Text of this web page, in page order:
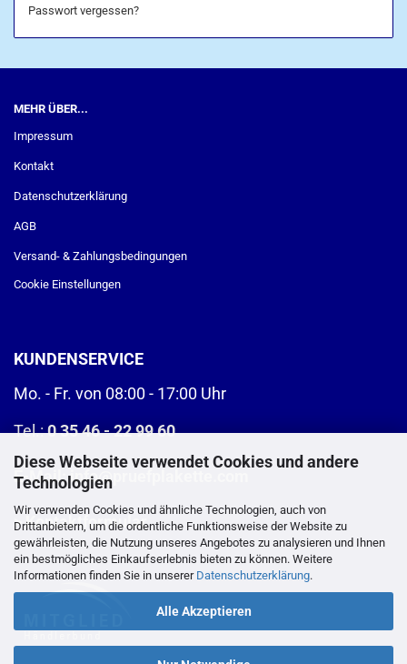
Diese Webseite verwendet Cookies und andere
Technologien
Wir verwenden Cookies und ähnliche Technologien, auch von
Drittanbietern, um die ordentliche Funktionsweise der Website zu
gewährleisten, die Nutzung unseres Angebotes zu analysieren und Ihnen
ein bestmögliches Einkaufserlebnis bieten zu können. Weitere
Informationen finden Sie in unserer Datenschutzerklärung.
Alle Akzeptieren
Passwort vergessen?
MEHR ÜBER...
Impressum
Kontakt
Datenschutzerklärung
AGB
Versand- & Zahlungsbedingungen
Cookie Einstellungen
KUNDENSERVICE
Mo. - Fr. von 08:00 - 17:00 Uhr
Tel.:0 35 46 - 22 99 60
E-Mail:info@pruefplakette.com
>Kontaktformular